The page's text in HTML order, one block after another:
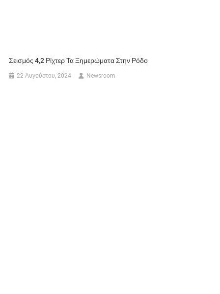
Σεισμός 4,2 Ρίχτερ Τα Ξημερώματα Στην Ρόδο
22 Αυγούστου, 2024 Newsroom